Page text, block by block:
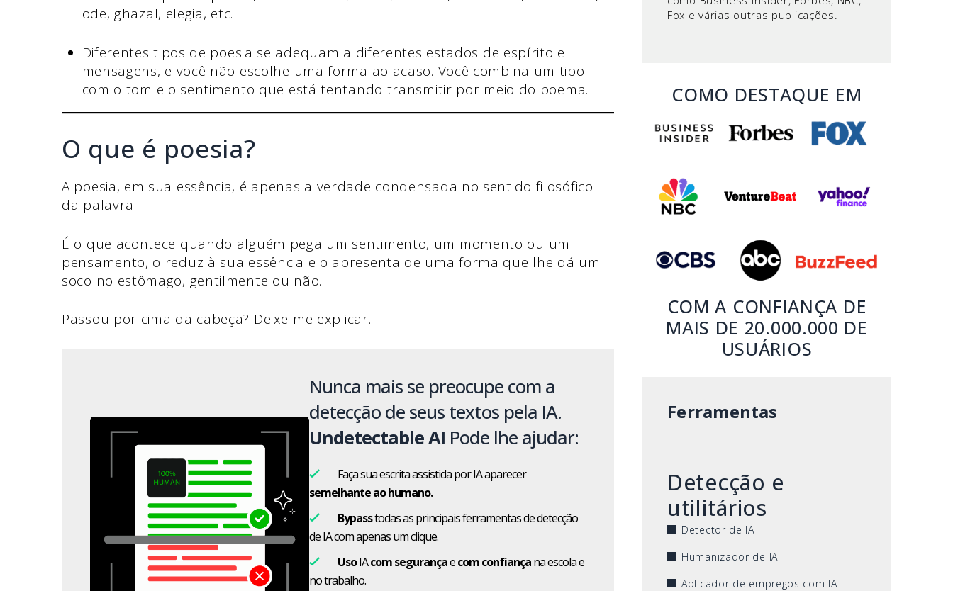
ode, ghazal, elegia, etc.
Diferentes tipos de poesia se adequam a diferentes estados de espírito e
mensagens, e você não escolhe uma forma ao acaso. Você combina um tipo
com o tom e o sentimento que está tentando transmitir por meio do poema.
O que é poesia?
A poesia, em sua essência, é apenas a verdade condensada no sentido filosófico
da palavra.
É o que acontece quando alguém pega um sentimento, um momento ou um
pensamento, o reduz à sua essência e o apresenta de uma forma que lhe dá um
soco no estômago, gentilmente ou não.
Passou por cima da cabeça? Deixe-me explicar.
Nunca mais se preocupe com a
detecção de seus textos pela IA.
Undetectable AI Pode lhe ajudar:
Faça sua escrita assistida por IA aparecer
semelhante ao humano.
Bypasstodas as principais ferramentas de detecção
de IA com apenas um clique.
UsoIAcom segurançaecom confiançana escola e
no trabalho.
Fox e várias outras publicações.
COMO DESTAQUE EM
COM A CONFIANÇA DE
MAIS DE 20.000.000 DE
USUÁRIOS
Ferramentas
Detecção e
utilitários
Detector de IA
Humanizador de IA
Aplicador de empregos com IA